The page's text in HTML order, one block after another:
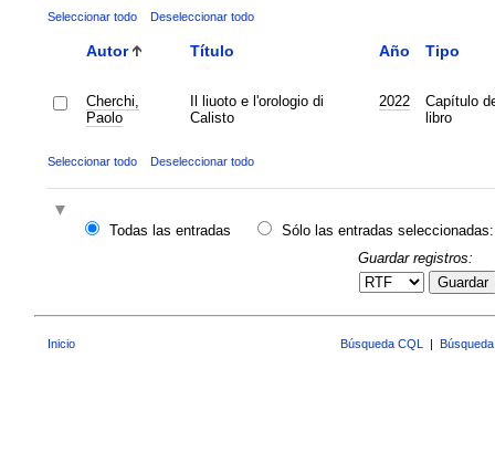
Seleccionar todo Deseleccionar todo
Autor Título Año Tipo
Cherchi,
Paolo
Il liuoto e l'orologio di
Calisto
2022
Capítulo
libro
Seleccionar todo Deseleccionar todo
Todas las entradas
Sólo las entradas seleccionadas:
Guardar registros:
Guardar
Inicio Búsqueda CQL